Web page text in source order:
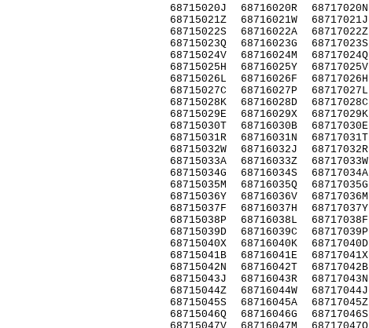
68715020J
68715021Z
68715022S
68715023Q
68715024V
68715025H
68715026L
68715027C
68715028K
68715029E
68715030T
68715031R
68715032W
68715033A
68715034G
68715035M
68715036Y
68715037F
68715038P
68715039D
68715040X
68715041B
68715042N
68715043J
68715044Z
68715045S
68715046Q
68716020R
68716021W
68716022A
68716023G
68716024M
68716025Y
68716026F
68716027P
68716028D
68716029X
68716030B
68716031N
68716032J
68716033Z
68716034S
68716035Q
68716036V
68716037H
68716038L
68716039C
68716040K
68716041E
68716042T
68716043R
68716044W
68716045A
68716046G
68717020N
68717021J
68717022Z
68717023S
68717024Q
68717025V
68717026H
68717027L
68717028C
68717029K
68717030E
68717031T
68717032R
68717033W
68717034A
68717035G
68717036M
68717037Y
68717038F
68717039P
68717040D
68717041X
68717042B
68717043N
68717044J
68717045Z
68717046S